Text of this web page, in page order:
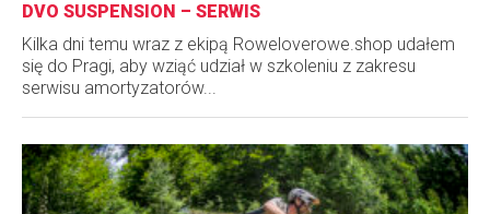
DVO SUSPENSION – SERWIS
Kilka dni temu wraz z ekipą Roweloverowe.shop udałem
się do Pragi, aby wziąć udział w szkoleniu z zakresu
serwisu amortyzatorów...